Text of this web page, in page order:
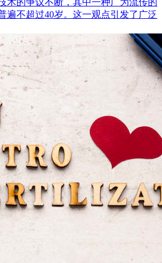
术的争议不断，其中一种广为流传的
遍不超过40岁。这一观点引发了广泛